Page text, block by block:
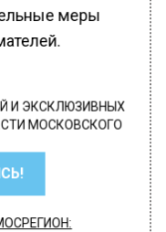
меры
И ЭКСКЛЮЗИВНЫХ
МОСКОВСКОГО